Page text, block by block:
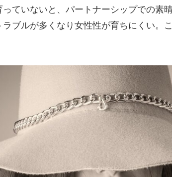
ていないと、パートナーシップでの素
ブルが多くなり女性性が育ちにくい。